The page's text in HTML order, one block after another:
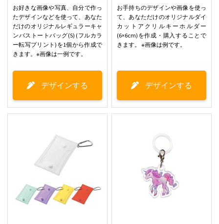
お好きな画像や写真、自分で作っ
たデザインなどを使って、あなた
だけのオリジナルレギュラーキャ
ンバストートバッグ(S) (フルカラ
ー転写プリント)を1個から作成で
きます。※画像は一例です。
デザインする
お手持ちのデザインや画像を使っ
て、あなただけのオリジナルダイ
カットアクリルキーホルダー
(6×6cm)を作成・購入することで
きます。 ※画像は例です。
デザインする